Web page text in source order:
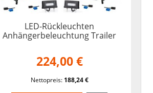
LED-Rückleuchten
Anhängerbeleuchtung Trailer
224,00 €
Nettopreis: 188,24 €